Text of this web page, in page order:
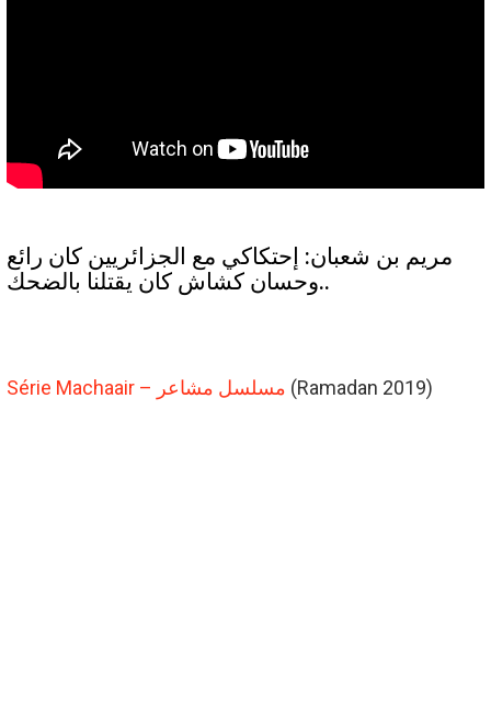
مريم بن شعبان: إحتكاكي مع الجزائريين كان رائع
..وحسان كشاش كان يقتلنا بالضحك
(Ramadan 2019)